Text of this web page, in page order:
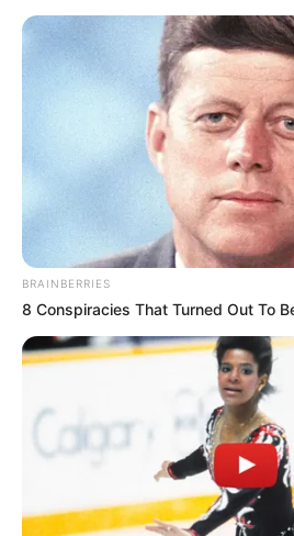
ΤΑ ΠΙΟ
BRAINBERRIES
8 Conspiracies That Turned Out To